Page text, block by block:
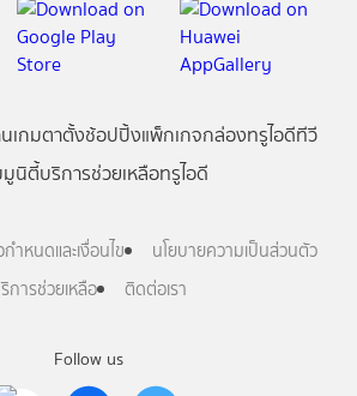
Follow us
เกมตาตั้งช้อปปิ้งแพ็กเกจกล่องทรูไอดีทีวี
นิตี้บริการช่วยเหลือทรูไอดี
ำหนดและเงื่อนไข
นโยบายความเป็นส่วนตัว
การช่วยเหลือ
ติดต่อเรา